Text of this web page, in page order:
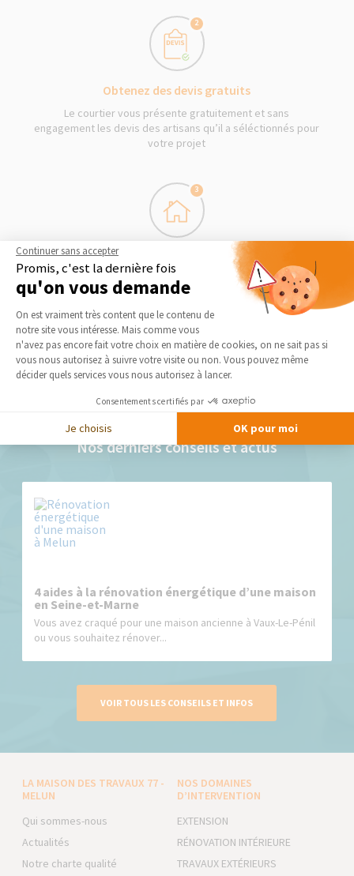
2
Obtenez des devis gratuits
Le courtier vous présente gratuitement et sans
engagement les devis des artisans qu’il a séléctionnés pour
votre projet
3
Démarrage des travaux
Séléctionnez en toute liberté vos artisans et les travaux
peuvent commencer !
DEMANDER UN DEVIS GRATUIT
Nos derniers conseils et actus
4 aides à la rénovation énergétique d’une maison
en Seine-et-Marne
Vous avez craqué pour une maison ancienne à Vaux-Le-Pénil
ou vous souhaitez rénover...
VOIR TOUS LES CONSEILS ET INFOS
LA MAISON DES TRAVAUX 77 -
MELUN
Qui sommes-nous
Actualités
Notre charte qualité
NOS DOMAINES
D’INTERVENTION
EXTENSION
RÉNOVATION INTÉRIEURE
TRAVAUX EXTÉRIEURS
Continuer sans accepter
Promis, c'est la dernière fois
qu'on vous demande
Plateforme de Gestion du
On est vraiment très content que le contenu de
notre site vous intéresse. Mais comme vous
n'avez pas encore fait votre choix en matière de cookies, on ne sait pas si
vous nous autorisez à suivre votre visite ou non. Vous pouvez même
décider quels services vous nous autorisez à lancer.
Consentements certifiés par
Je choisis OK pour moi
Axeptio consent